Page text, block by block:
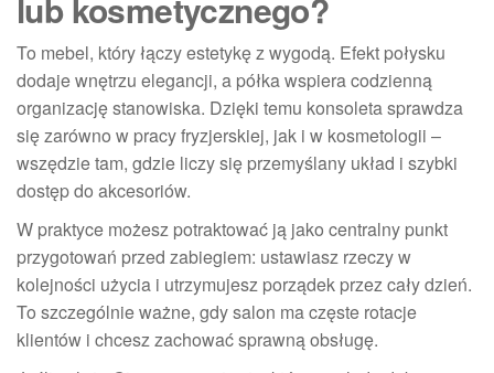
To mebel, który łączy estetykę z wygodą. Efekt połysku
dodaje wnętrzu elegancji, a półka wspiera codzienną
organizację stanowiska. Dzięki temu konsoleta sprawdza
się zarówno w pracy fryzjerskiej, jak i w kosmetologii –
wszędzie tam, gdzie liczy się przemyślany układ i szybki
dostęp do akcesoriów.
W praktyce możesz potraktować ją jako centralny punkt
przygotowań przed zabiegiem: ustawiasz rzeczy w
kolejności użycia i utrzymujesz porządek przez cały dzień.
To szczególnie ważne, gdy salon ma częste rotacje
klientów i chcesz zachować sprawną obsługę.